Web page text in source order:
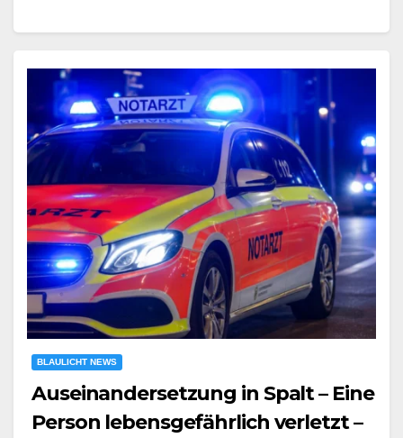
BLAULICHT NEWS
Auseinandersetzung in Spalt – Eine
Person lebensgefährlich verletzt –